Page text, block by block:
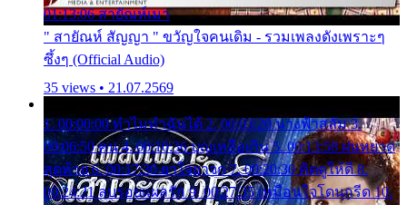
01:13:06 สายัณห์เมา
" สายัณห์ สัญญา " ขวัญใจคนเดิม - รวมเพลงดังเพราะๆ
ซึ้งๆ (Official Audio)
35 views • 21.07.2569
1. 00:00:00 ทำไมทำฉันได้ 2. 00:03:20 นางฟ้าสลัม 3.
00:06:50 คน 4. 00:10:36 บุญเหลือเกิน 5. 00:13:58 ฝนหยาด
สุดท้าย 6. 00:17:30 ยาใจยาจก 7. 00:20:30 คิดดูให้ดี 8.
00:24:21 ลบรอยแผลรัก 9. 00:27:35 เหมือนใจโดนกรีด 10.